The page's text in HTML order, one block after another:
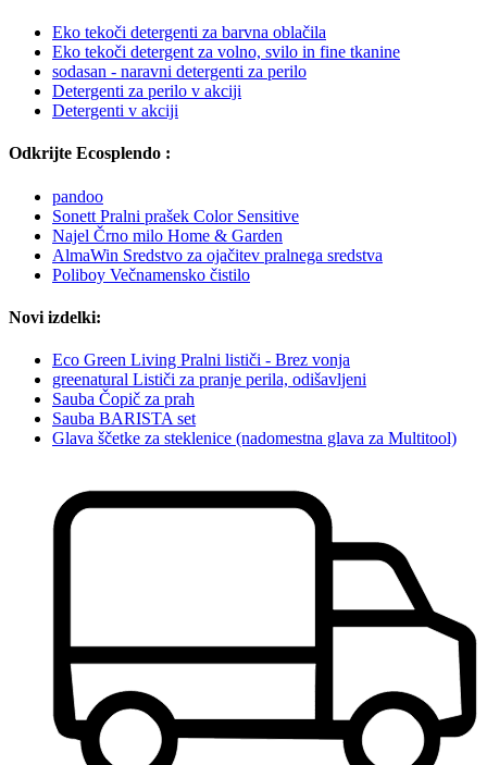
Eko tekoči detergenti za barvna oblačila
Eko tekoči detergent za volno, svilo in fine tkanine
sodasan - naravni detergenti za perilo
Detergenti za perilo v akciji
Detergenti v akciji
Odkrijte Ecosplendo :
pandoo
Sonett Pralni prašek Color Sensitive
Najel Črno milo Home & Garden
AlmaWin Sredstvo za ojačitev pralnega sredstva
Poliboy Večnamensko čistilo
Novi izdelki:
Eco Green Living Pralni lističi - Brez vonja
greenatural Lističi za pranje perila, odišavljeni
Sauba Čopič za prah
Sauba BARISTA set
Glava ščetke za steklenice (nadomestna glava za Multitool)